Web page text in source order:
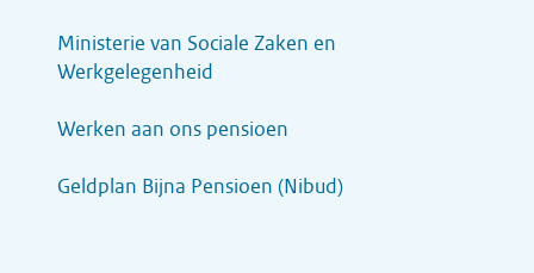
Ministerie van Sociale Zaken en
Werkgelegenheid
Werken aan ons pensioen
Geldplan Bijna Pensioen (Nibud)